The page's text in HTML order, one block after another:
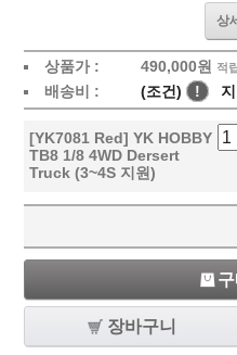
상
상품가 : 490,000원 적
배송비 : (조건) !
[YK7081 Red] YK HOBBY
TB8 1/8 4WD Dersert
Truck (3~4S 지원)
장바구니